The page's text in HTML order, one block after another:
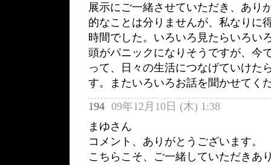
展示にご一緒させていただき、あり
的なことは分りませんが、私なりに
時間でした。いろいろ見たらいろい
頭がパニックになりそうですが、今
って、日々の生活につなげていけた
す。またいろいろお話を聞かせてく
194 09年12月10日 (木) 1:38
まゆさん
コメント、ありがとうございます。
こちらこそ、ご一緒していただきあ